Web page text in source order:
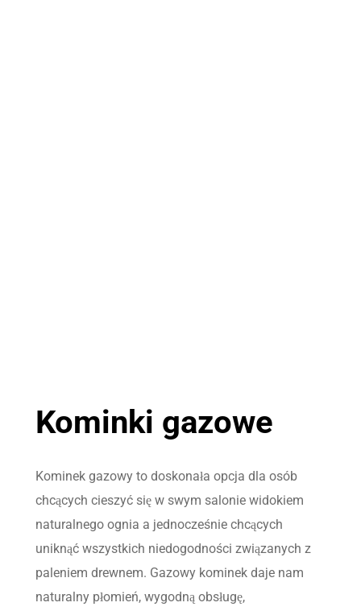
Kominki gazowe
Kominek gazowy to doskonała opcja dla osób
chcących cieszyć się w swym salonie widokiem
naturalnego ognia a jednocześnie chcących
uniknąć wszystkich niedogodności związanych z
paleniem drewnem. Gazowy kominek daje nam
naturalny płomień, wygodną obsługę,